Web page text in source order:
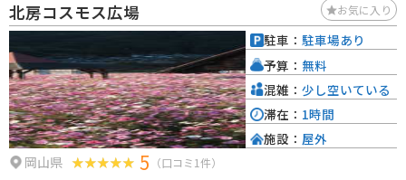
北房コスモス広場 お気に入り
岡山県 5 （口コミ1件）
駐車： 駐車場あり
予算： 無料
混雑： 少し空いている
滞在： 1時間
施設： 屋外